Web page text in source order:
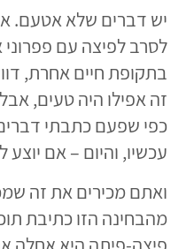
יש דברים שלא אטעם.
לסרב לפיצה עם
בתקופת חיים אחרת,
זה אפילו היה טעים,
כפי שפעם כתבתי
עכשיו, והיום – אם
ואתם מכירים את זה
מהבחינה הזו כתיבת